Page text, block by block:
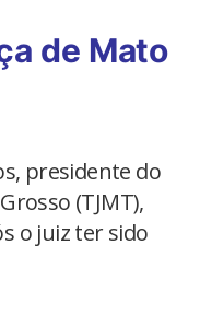
de Mato
presidente do
(TJMT),
o juiz ter sido